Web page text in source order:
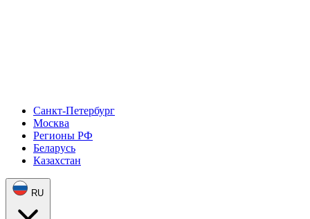
Санкт-Петербург
Москва
Регионы РФ
Беларусь
Казахстан
RU